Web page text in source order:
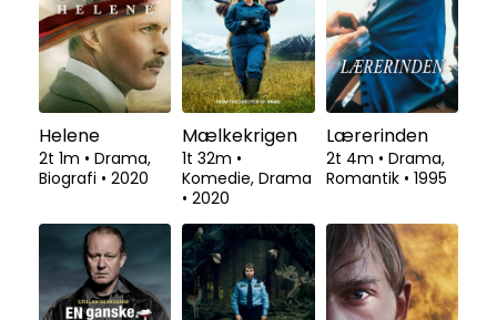
Helene
2t 1m • Drama,
Biografi • 2020
Mælkekrigen
1t 32m •
Komedie, Drama
• 2020
Lærerinden
2t 4m • Drama,
Romantik • 1995